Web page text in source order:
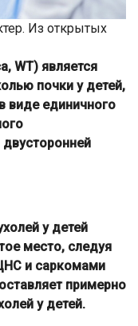
Из открытых
WT) является
почки у детей,
виде единичного
у детей
место, следуя
и саркомами
примерно
у детей.